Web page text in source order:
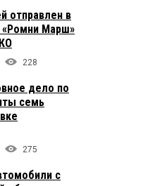
отправлен в
Марш»
228
дело по
семь
275
с